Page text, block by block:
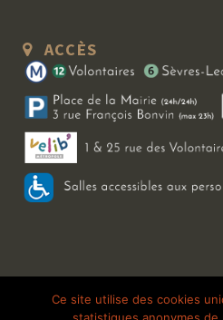
ACCÈS
Copyright 2026 Le Bal Blomet | Tous
Ce site utilise des cookies